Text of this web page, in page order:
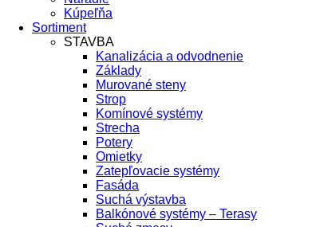
Kúpeľňa
Sortiment
STAVBA
Kanalizácia a odvodnenie
Základy
Murované steny
Strop
Komínové systémy
Strecha
Potery
Omietky
Zatepľovacie systémy
Fasáda
Suchá výstavba
Balkónové systémy – Terasy